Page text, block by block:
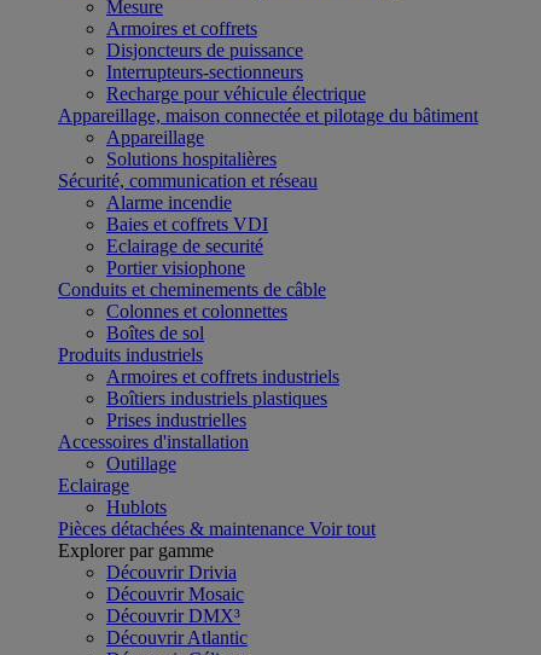
Mesure
Armoires et coffrets
Disjoncteurs de puissance
Interrupteurs-sectionneurs
Recharge pour véhicule électrique
Appareillage, maison connectée et pilotage du bâtiment
Appareillage
Solutions hospitalières
Sécurité, communication et réseau
Alarme incendie
Baies et coffrets VDI
Eclairage de securité
Portier visiophone
Conduits et cheminements de câble
Colonnes et colonnettes
Boîtes de sol
Produits industriels
Armoires et coffrets industriels
Boîtiers industriels plastiques
Prises industrielles
Accessoires d'installation
Outillage
Eclairage
Hublots
Pièces détachées & maintenance Voir tout
Explorer par gamme
Découvrir Drivia
Découvrir Mosaic
Découvrir DMX³
Découvrir Atlantic